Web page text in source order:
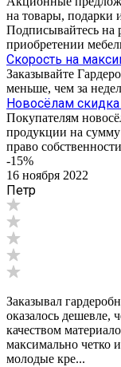
на товары, подарки
Подписывайтесь на
приобретении
Скорость на
Заказывайте
меньше, чем за
Новосёлам скидка
Покупателям
продукции на
право
-15%
16 ноября 2022
Петр
Заказывал
оказалось дешевле,
качеством
максимально четко
молодые кре...